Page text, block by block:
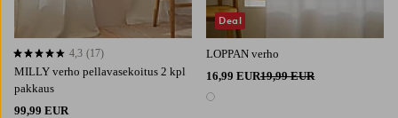
MILLY verho pellavasekoitus 2 kpl
pakkaus
99,99 EUR
4,3 perustuen 17 arvosanaan
4,3 (17)
LOPPAN verho
16,99 EUR19,99 EUR
1 väri
Deal